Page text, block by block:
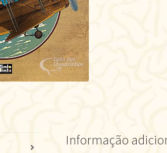
Informação